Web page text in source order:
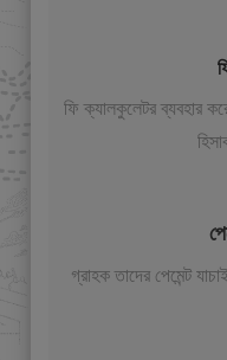
ফি ক্যালকুলেটর ব্যবহার
গ্রাহক তাদের পেমেন্ট